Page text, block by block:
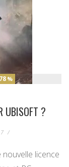
78 %
UBISOFT ?
/
licence